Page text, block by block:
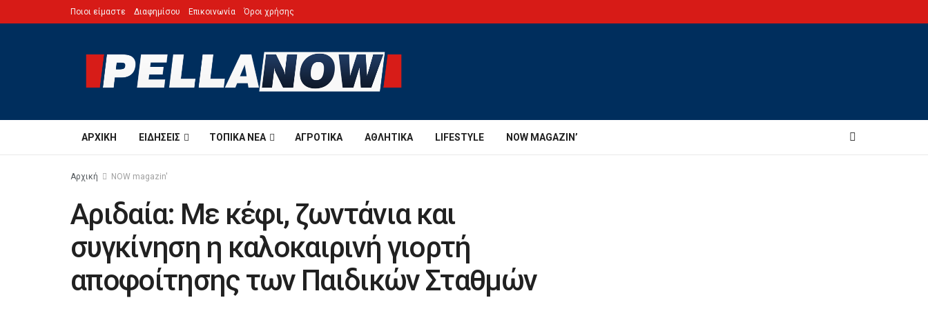
Ποιοι είμαστε Διαφημίσου Επικοινωνία Όροι χρήσης
ΑΡΧΙΚΉ ΕΙΔΉΣΕΙΣ ΤΟΠΙΚΆ ΝΈΑ ΑΓΡΟΤΙΚΆ ΑΘΛΗΤΙΚΆ LIFESTYLE NOW MAGAZIN’
Αρχική NOW magazin'
Αριδαία: Με κέφι, ζωντάνια και
συγκίνηση η καλοκαιρινή γιορτή
αποφοίτησης των Παιδικών Σταθμών